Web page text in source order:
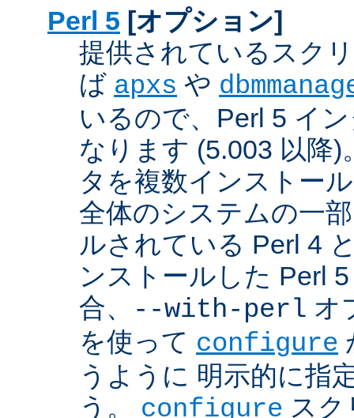
Perl 5 [オプション]
提供されているスク
ば apxs や
いるので、Perl 5 イ
なります (5.003 以降
タを複数インストー
全体のシステムの一
ルされている Perl 4
ンストールした Perl
合、
--with-perl オ
を使って configure
うように 明示的に指
う。 configure スク